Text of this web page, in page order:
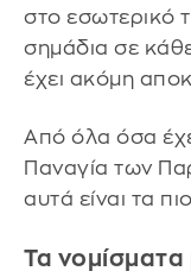
στο εσωτερικό
σημάδια σε
έχει ακόμη
Από όλα όσα
Παναγία των
αυτά είναι τα
Τα